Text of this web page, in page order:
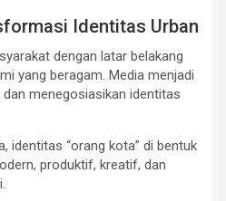
Identitas Urban
dengan latar belakang
yang beragam. Media menjadi
menegosiasikan identitas
identitas “orang kota” di bentuk
produktif, kreatif, dan